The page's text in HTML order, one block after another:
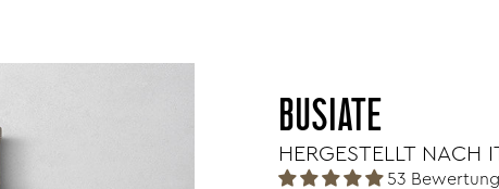
BUSIATE
HERGESTELLT NACH
53